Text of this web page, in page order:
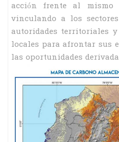
acción frente al mismo
vinculando a los
autoridades territoriales
locales para afrontar sus
las oportunidades